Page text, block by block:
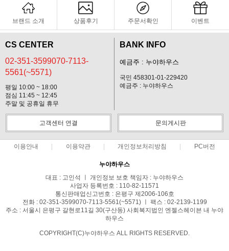
브랜드 소개 상품후기 주문서확인 이벤트
CS CENTER
02-351-3599070-7113-
5561(~5571)
평일 10:00 ~ 18:00
점심 11:45 ~ 12:45
주말 및 공휴일 휴무
BANK INFO
예금주 : 누야하우스
국민 458301-01-229420
예금주 : 누야하우스
고객센터 연결 문의게시판
이용안내 이용약관 개인정보처리방침 PC버전
누야하우스
대표 : 고인석 ㅣ 개인정보 보호 책임자 : 누야하우스
사업자 등록번호 : 110-82-11571
통신판매업신고번호 : 은평구 제2006-106호
전화 : 02-351-3599070-7113-5561(~5571) ㅣ 팩스 : 02-2139-1199
주소 : 서울시 은평구 갈현로11길 30(구산동) 사회복지법인 엔젤스헤이븐 내 누야
하우스
COPYRIGHT(C)누야하우스 ALL RIGHTS RESERVED.